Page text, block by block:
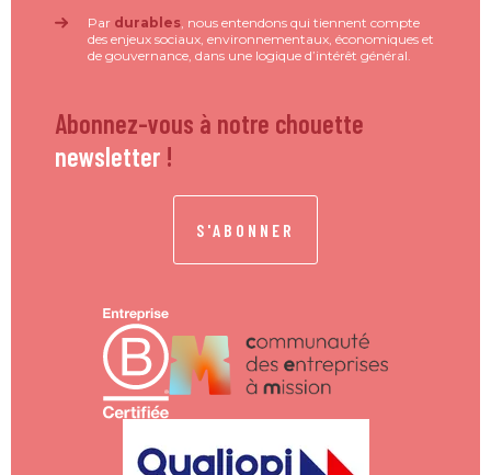
Par durables, nous entendons qui tiennent compte
des enjeux sociaux, environnementaux, économiques et
de gouvernance, dans une logique d’intérêt général.
Abonnez-vous à notre chouette
newsletter !
S'ABONNER